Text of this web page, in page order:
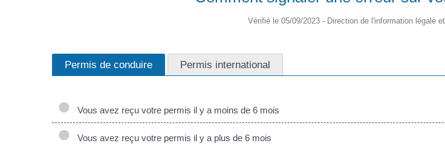
Vérifié le 05/09/2023 - Direction de l'information légale
Permis de conduire Permis international
Vous avez reçu votre permis il y a moins de 6 mois
Vous avez reçu votre permis il y a plus de 6 mois